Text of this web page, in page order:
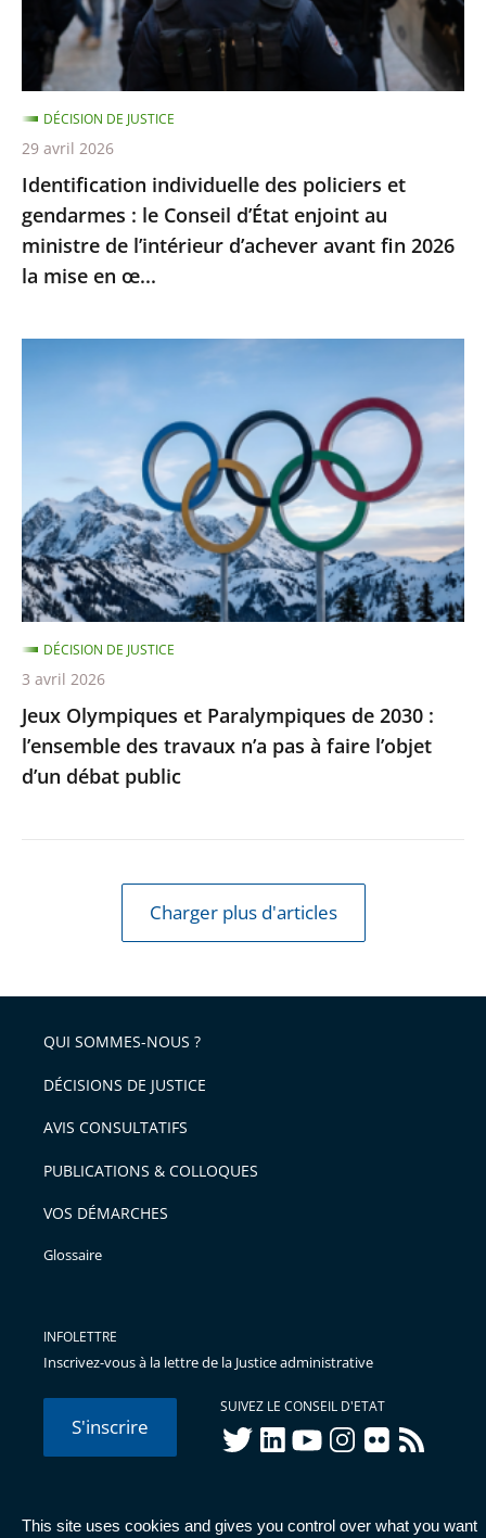
This site uses cookies and gives you control over what you want
Conseil
d’État
enjoint
au
ministre
de
l’intérieur
d’achever
fin
œ...
Identification individuelle des policiers et
gendarmes : le Conseil d’État enjoint au
ministre de l’intérieur d’achever avant fin 2026
la mise en œ...
DÉCISION DE JUSTICE
29 avril 2026
Olympiques
Paralympiques
2030
:
l’ensemble
des
travaux
n’a
pas
à
faire
l’objet
Jeux Olympiques et Paralympiques de 2030 :
l’ensemble des travaux n’a pas à faire l’objet
d’un débat public
DÉCISION DE JUSTICE
3 avril 2026
Charger plus d'articles
QUI SOMMES-NOUS ?
DÉCISIONS DE JUSTICE
AVIS CONSULTATIFS
PUBLICATIONS & COLLOQUES
VOS DÉMARCHES
Glossaire
INFOLETTRE
Inscrivez-vous à la lettre de la Justice administrative
S'inscrire
SUIVEZ LE CONSEIL D'ETAT
twitterlinkedInyoutubeinstagram
flickr rss